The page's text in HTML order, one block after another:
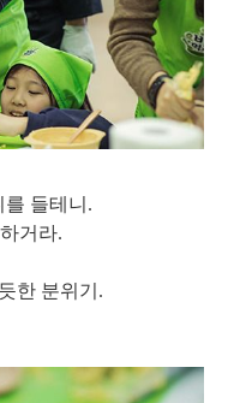
를 들테니.
거라.
한 분위기.